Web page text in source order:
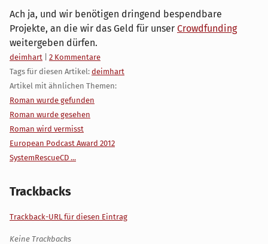
Ach ja, und wir benötigen dringend bespendbare
Projekte, an die wir das Geld für unser Crowdfunding
weitergeben dürfen.
Kategorien:
deimhart
2 Kommentare
Tags für diesen Artikel: deimhart
Artikel mit ähnlichen Themen:
Roman wurde gefunden
Roman wurde gesehen
Roman wird vermisst
European Podcast Award 2012
SystemRescueCD ...
Trackbacks
Trackback-URL für diesen Eintrag
Keine Trackbacks